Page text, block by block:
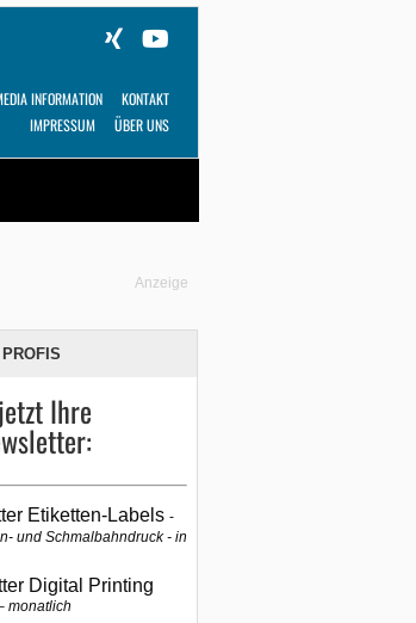
INFORMATION
KONTAKT
IMPRESSUM
ÜBER UNS
Anzeige
Ihre
Etiketten-Labels
und Schmalbahndruck - in
Digital Printing
monatlich